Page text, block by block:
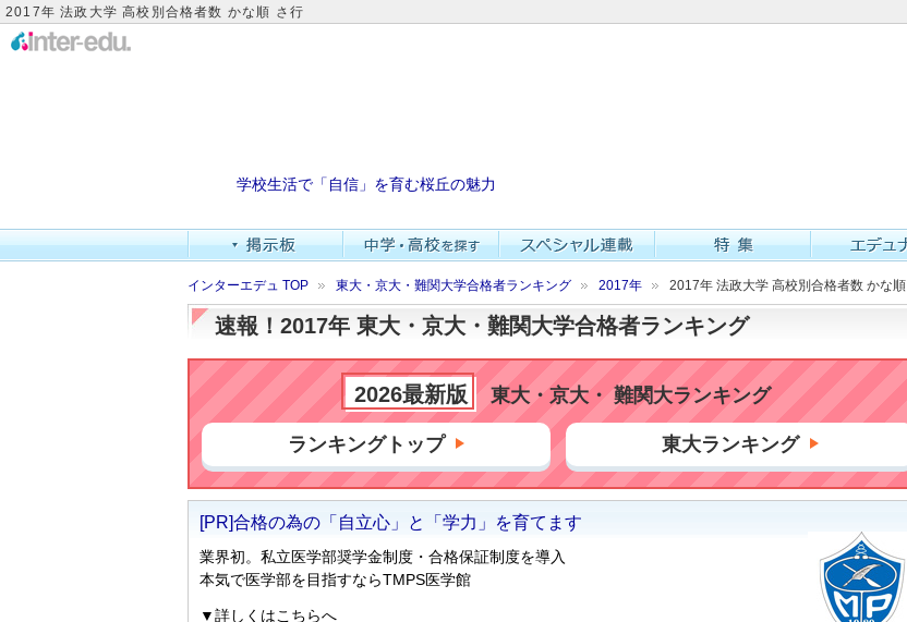
2017年 法政大学 高校別合格者数 かな順 さ行
学校生活で「自信」を育む桜丘の魅力
インターエデュ TOP 東大・京大・難関大学合格者ランキング 2017年 2017年 法政大学 高校別合格者数 かな順
速報！2017年 東大・京大・難関大学合格者ランキング
2026最新版 東大・京大・ 難関大ランキング
ランキングトップ 東大ランキング